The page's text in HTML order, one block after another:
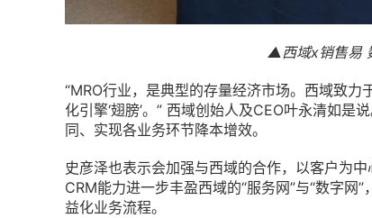
▲西域x销售易
“MRO行业，是典型的存量经济市场。西域致力
化引擎‘翅膀’。” 西域创始人及CEO叶永清如
同、实现各业务环节降本增效。
史彦泽也表示会加强与西域的合作，以客户为
CRM能力进一步丰盈西域的“服务网”与“数字
益化业务流程。